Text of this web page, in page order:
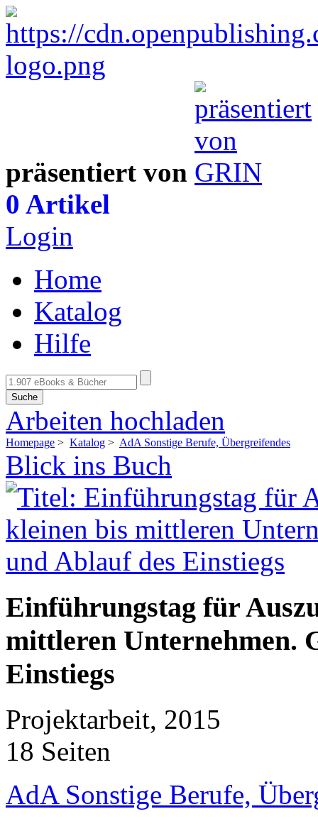
präsentiert von
0 Artikel
Login
Home
Katalog
Hilfe
Suche
Arbeiten hochladen
Homepage > Katalog > AdA Sonstige Berufe, Übergreifendes
Blick ins Buch
Einführungstag für
mittleren Unternehmen.
Einstiegs
Projektarbeit, 2015
18 Seiten
AdA Sonstige Berufe,